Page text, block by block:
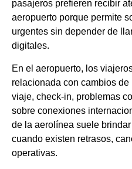
pasajeros prefieren recibir
aeropuerto porque permite
urgentes sin depender de
digitales.
En el aeropuerto, los
relacionada con cambios
viaje, check-in, problemas
sobre conexiones
de la aerolínea suele
cuando existen retrasos,
operativas.